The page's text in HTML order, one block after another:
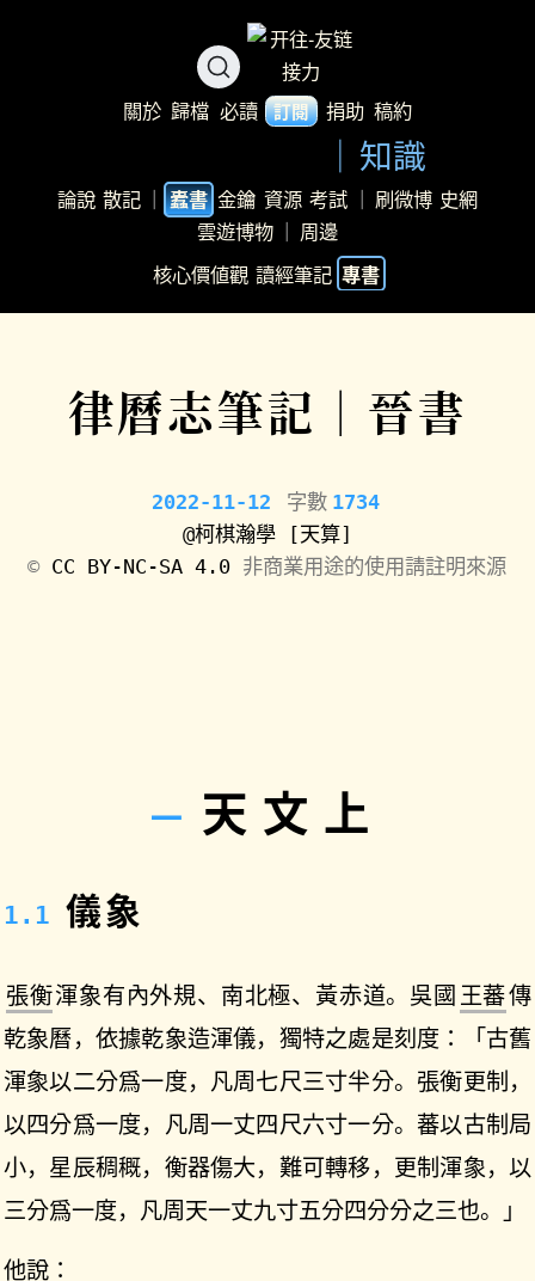
關於 歸檔 必讀 訂閱 捐助 稿約
知識
論說 散記 ｜ 蠹書 金鑰 資源 考試 ｜ 刷微博 史網
雲遊博物 ｜ 周邊
核心價値觀 讀經筆記 專書
律曆志筆記｜晉書
2022-11-12 字數 1734
@柯棋瀚學
[天算]
©️ CC BY-NC-SA 4.0 非商業用途的使用請註明來源
天文上
儀象
張衡渾象有內外規、南北極、黃赤道。吳國王蕃傳
乾象曆，依據乾象造渾儀，獨特之處是刻度：「古舊
渾𧰼以二分爲一度，凡周七尺三寸半分。張衡更制，
以四分爲一度，凡周一丈四尺六寸一分。蕃以古制局
小，星辰稠穊，衡器傷大，難可轉移，更制渾𧰼，以
三分爲一度，凡周天一丈九寸五分四分分之三也。」
他說：